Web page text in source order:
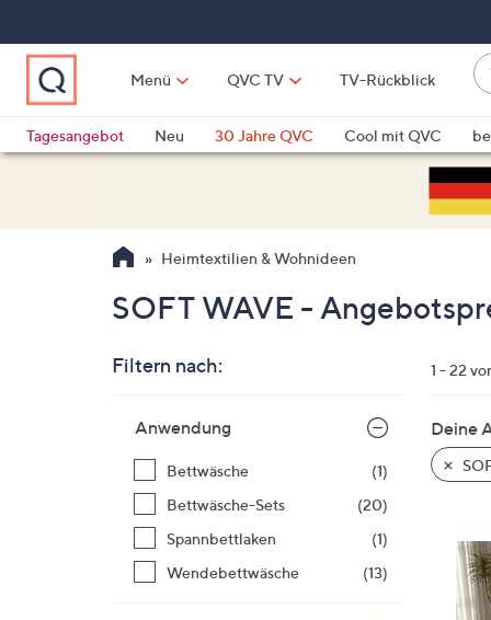
springen
Menü QVC TV TV-Rückblick
Tagesangebot
Neu 30 Jahre QVC Cool mit QVC
Heimtextilien & Wohnideen
SOFT WAVE -
Filtern nach:
Produktliste
Anwendung
Bettwäsche
(1)
Bettwäsche-Sets
(20)
Spannbettlaken
(1)
Wendebettwäsche
(13)
1 - 22
Deine